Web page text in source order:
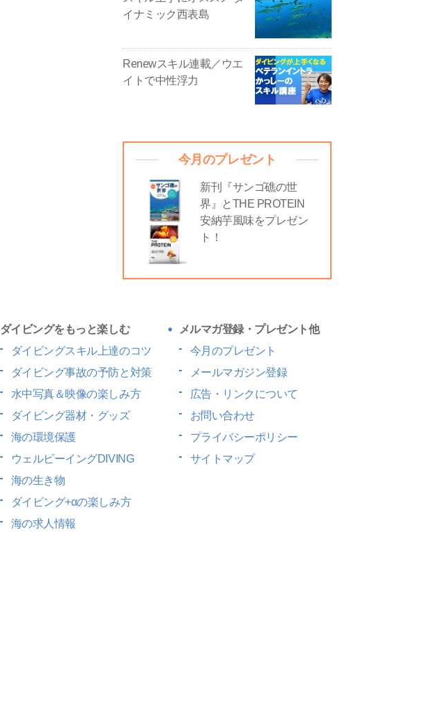
イナミック西表島
Renewスキル連載／ウエ
イトで中性浮力
今月のプレゼント
新刊『サンゴ礁の世
界』とTHE PROTEIN
安納芋風味をプレゼン
ト！
ダイビングをもっと楽しむ
ダイビングスキル上達のコツ
ダイビング事故の予防と対策
水中写真＆映像の楽しみ方
ダイビング器材・グッズ
海の環境保護
ウェルビーイングDIVING
海の生き物
ダイビング+αの楽しみ方
海の求人情報
メルマガ登録・プレゼント他
今月のプレゼント
メールマガジン登録
広告・リンクについて
お問い合わせ
プライバシーポリシー
サイトマップ